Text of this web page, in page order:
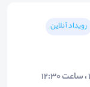
رویداد آنلاین